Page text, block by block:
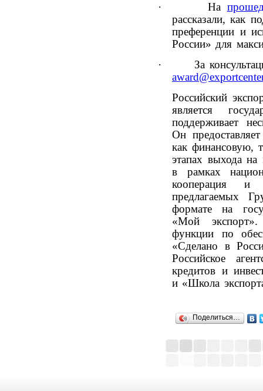
· На
рассказали, как
преференции и
России» для
·
За
Российский
является
поддерживает
Он
как финансовую,
этапах выхода
в рамках
кооперация и
предлагаемых
формате на
«Мой
функции по
«Сделано в
Российское
кредитов и
и «Школа
Поделиться…